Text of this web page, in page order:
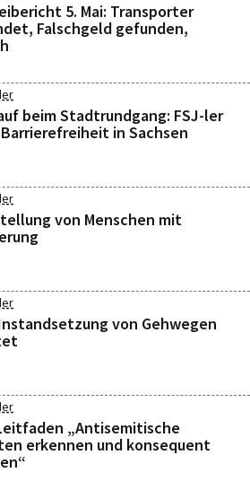
5. Mai: Transporter
Falschgeld gefunden,
beim Stadtrundgang: FSJ-ler
in Sachsen
von Menschen mit
von Gehwegen
„Antisemitische
erkennen und konsequent